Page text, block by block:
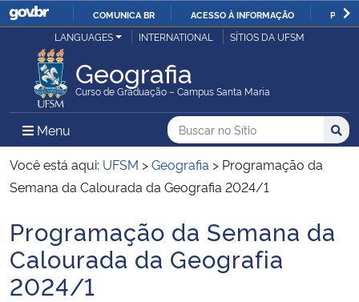
IR
O
COMUNICA BR ACESSO À INFORMAÇÃO
Ministério da Justiça e Segurança Pública
Ministério da Defesa
Ministério das Relações Exteriores
Ministério da Infraestrutura
Ministério da Agricultura, Pecuária e Abastecimento
LANGUAGES INTERNATIONAL SÍTIOS DA UFSM
Geografia
Curso de Graduação – Campus Santa Maria
Menu Menu Principal do Sítio
Busca
Buscar no no Sítio
Busca:
Você está aqui: UFSM >Geografia > Programação da
Semana da Calourada da Geografia 2024/1
Início do conteúdo
Programação da Semana da
Calourada da Geografia
2024/1